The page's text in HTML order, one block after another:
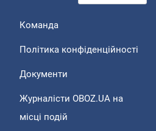
Команда
Політика конфіденційності
Документи
Журналісти OBOZ.UA на
місці подій